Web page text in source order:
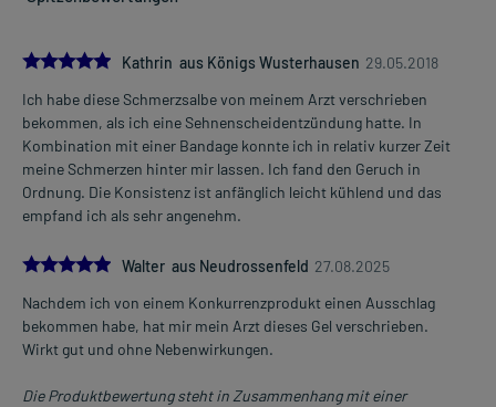
5.0
Kathrin aus Königs Wusterhausen 29.05.2018
Ich habe diese Schmerzsalbe von meinem Arzt verschrieben
bekommen, als ich eine Sehnenscheidentzündung hatte. In
Kombination mit einer Bandage konnte ich in relativ kurzer Zeit
meine Schmerzen hinter mir lassen. Ich fand den Geruch in
Ordnung. Die Konsistenz ist anfänglich leicht kühlend und das
empfand ich als sehr angenehm.
5.0
Walter aus Neudrossenfeld 27.08.2025
Nachdem ich von einem Konkurrenzprodukt einen Ausschlag
bekommen habe, hat mir mein Arzt dieses Gel verschrieben.
Wirkt gut und ohne Nebenwirkungen.
Die Produktbewertung steht in Zusammenhang mit einer